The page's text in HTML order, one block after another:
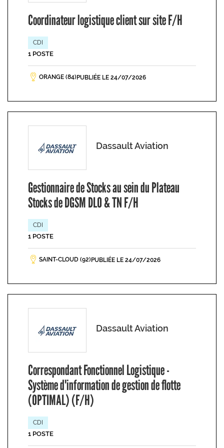
Coordinateur logistique client sur site F/H
CDI
1 POSTE
ORANGE (84) PUBLIÉE LE 24/07/2026
Dassault Aviation
Gestionnaire de Stocks au sein du Plateau
Stocks de DGSM DLO & TN F/H
CDI
1 POSTE
SAINT-CLOUD (92) PUBLIÉE LE 24/07/2026
Dassault Aviation
Correspondant Fonctionnel Logistique -
Système d'information de gestion de flotte
(OPTIMAL) (F/H)
CDI
1 POSTE